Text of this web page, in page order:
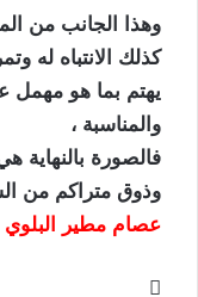
وهذا الجانب من
كذلك الانتباه له
يهتم بما هو مهمل
والمناسبة ،
فالصورة بالنهاية
وذوق متراكم من
عصام مطير البلوي